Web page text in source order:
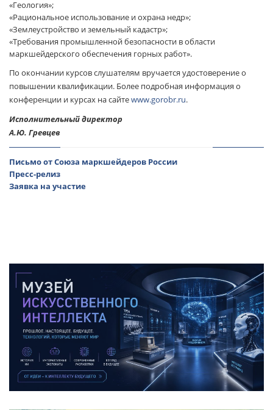
«Геология»;
«Рациональное использование и охрана недр»;
«Землеустройство и земельный кадастр»;
«Требования промышленной безопасности в области
маркшейдерского обеспечения горных работ».
По окончании курсов слушателям вручается удостоверение о
повышении квалификации. Более подробная информация о
конференции и курсах на сайтеwww.gorobr.ru.
Исполнительный директор
А.Ю. Гревцев
Письмо от Союза маркшейдеров России
Пресс-релиз
Заявка на участие